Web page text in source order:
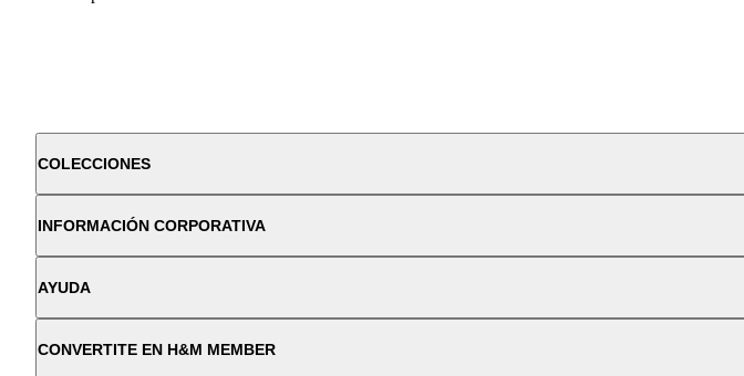
COLECCIONES
INFORMACIÓN CORPORATIVA
AYUDA
CONVERTITE EN H&M MEMBER